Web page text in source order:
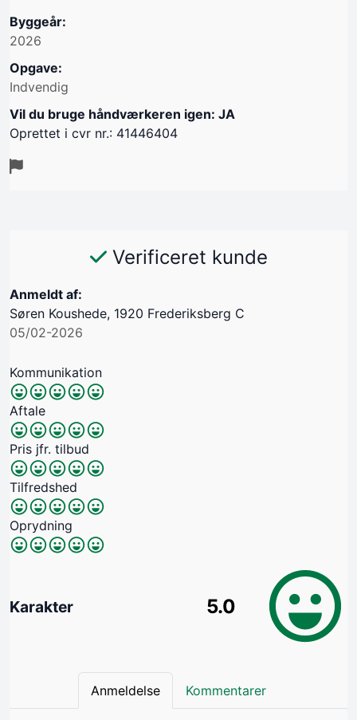
Byggeår:
2026
Opgave:
Indvendig
Vil du bruge håndværkeren igen: JA
Oprettet i cvr nr.: 41446404
Verificeret kunde
Anmeldt af:
Søren Koushede, 1920 Frederiksberg C
05/02-2026
Kommunikation
Aftale
Pris jfr. tilbud
Tilfredshed
Oprydning
Karakter 5.0
Anmeldelse Kommentarer